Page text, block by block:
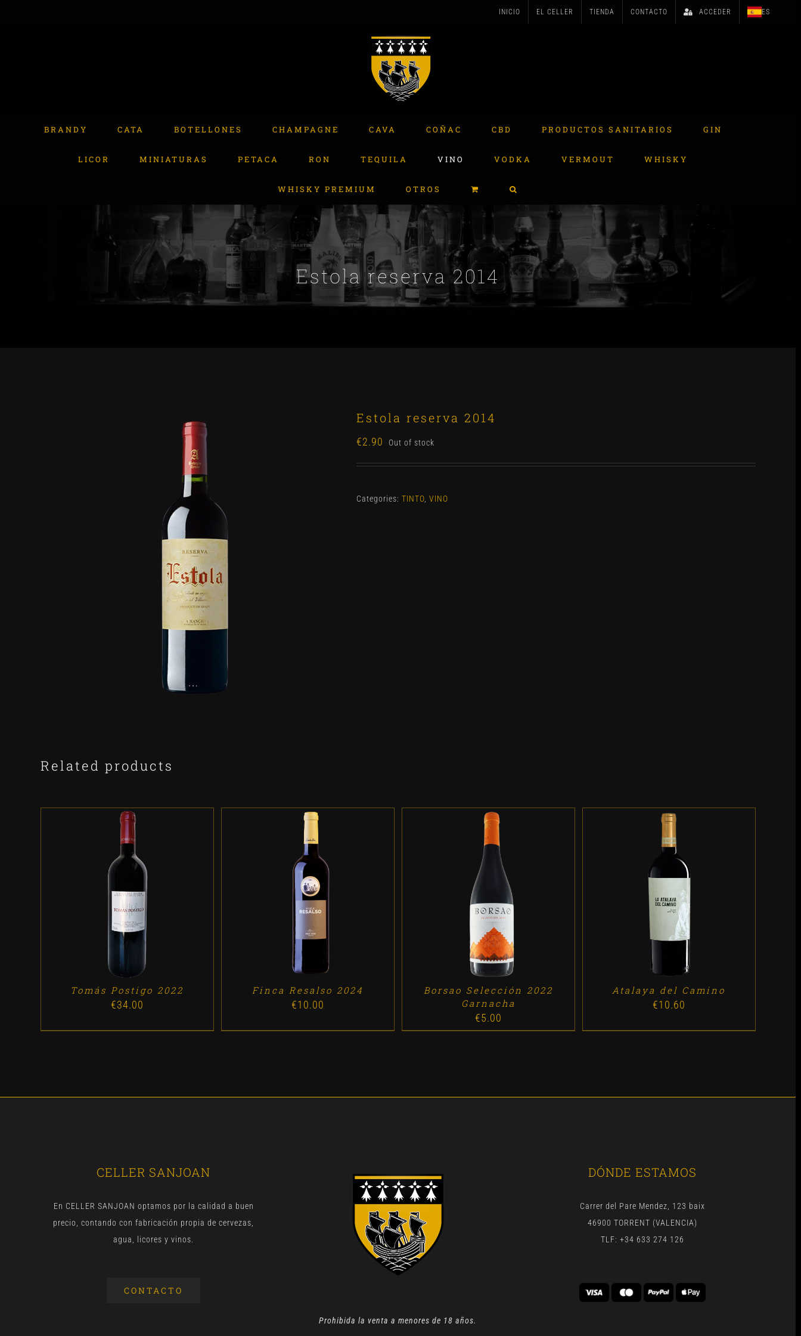
INICIO EL CELLER TIENDA CONTACTO ACCEDER ES
Buscar:BRANDY CATA BOTELLONES CHAMPAGNE CAVA COÑAC CBD PRODUCTOS SANITARIOS GIN
LICOR MINIATURAS PETACA RON TEQUILA VINO VODKA VERMOUT WHISKY
WHISKY PREMIUM OTROS
Estola reserva 2014
Estola reserva 2014
€2.90 Out of stock
Categories: TINTO, VINO
Related products
ADD TO CART / DETALLES
Tomás Postigo 2022
€34.00
ADD TO CART /
Finca Resalso 2024
€10.00
ADD TO CART DETALLES
Borsao Selección 2022
Garnacha
€5.00
ADD TO CART / DETALLES
Atalaya del Camino
€10.60
CELLER SANJOAN
En CELLER SANJOAN optamos por la calidad a buen
precio, contando con fabricación propia de cervezas,
agua, licores y vinos.
CONTACTO
Prohibida la venta a menores de 18 años.
DÓNDE ESTAMOS
Carrer del Pare Mendez, 123 baix
46900 TORRENT (VALENCIA)
TLF: +34 633 274 126